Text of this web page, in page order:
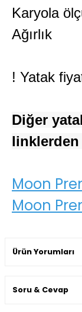
Karyola
Ağırlık
! Yatak
Diğer
Moon
Moon
Ürün Yorumları
Soru & Cevap